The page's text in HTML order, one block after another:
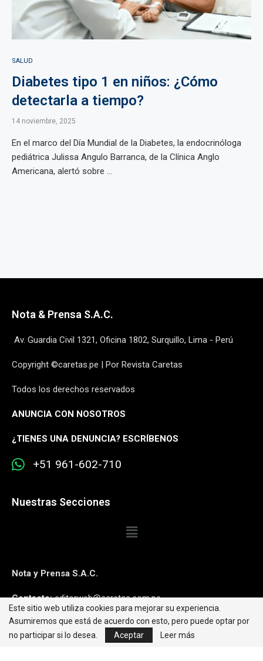
SALUD
Diabetes tipo 1 en niños: ¿Cómo
detectarla a tiempo?
14 noviembre, 2025
En el marco del Día Mundial de la Diabetes, la endocrinóloga
pediátrica Julissa Angulo Barranca, de la Clínica Anglo
Americana, alertó sobre ...
Nota & Prensa S.A.C.
Av. Guardia Civil 1321, Oficina 1802, Surquillo, Lima - Perú
Copyright ©caretas.pe | Por Revista Caretas
Todos los derechos reservados
ANUNCIA CON NOSOTROS
¿TIENES UNA DENUNCIA? ESCRÍBENOS
+51 961-602-710
Nuestras Secciones
Nota y Prensa S.A.C.
Contacto:editorweb@caretas.com.pe
Síguenos:
Este sitio web utiliza cookies para mejorar su experiencia.
Asumiremos que está de acuerdo con esto, pero puede optar por
no participar si lo desea.
Aceptar Leer más